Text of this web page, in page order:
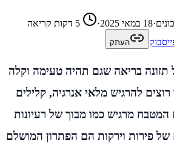
·18 במאי 2025 ·
5 דקות קריאה
העתק
תזונה בריאה שגם תהיה טעימה וקלה
רוצים להרגיש מלאי אנרגיה, קלילים
המטבח מרגיש כמו מבוך של רעיונות
פירות וירקות הם הפתרון המושלם